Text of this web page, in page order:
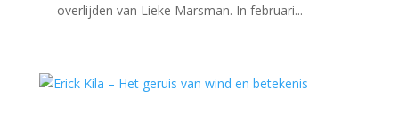
overlijden van Lieke Marsman. In februari...